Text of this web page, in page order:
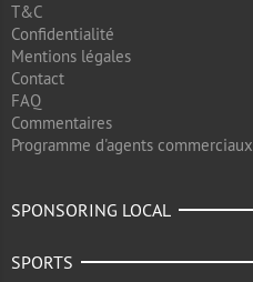
T&C
Confidentialité
Mentions légales
Contact
FAQ
Commentaires
Programme d'agents commerciaux
SPONSORING LOCAL
SPORTS